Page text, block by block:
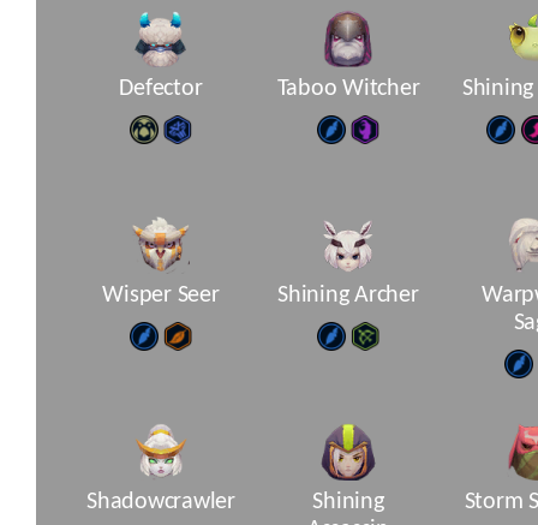
Defector Taboo Witcher
Wisper Seer Shining Archer
Shadowcrawler
Shining
Storm